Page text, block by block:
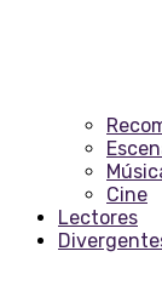
Cine
Lectores